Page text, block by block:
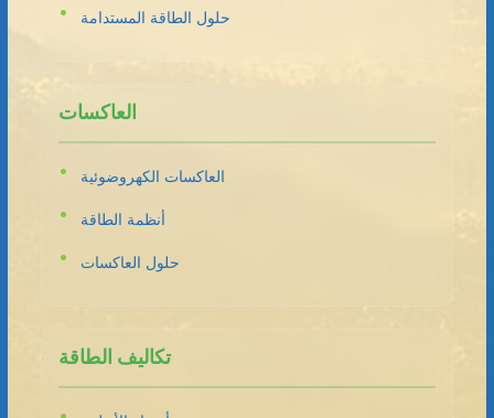
حلول الطاقة المستدامة
العاكسات
العاكسات الكهروضوئية
أنظمة الطاقة
حلول العاكسات
تكاليف الطاقة